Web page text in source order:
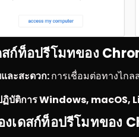
ก์ท็อปรีโมทของ
ละสะดวก: การเชื่อมต่อทางไกล
บัติการ Windows, macOS,
เดสก์ท็อปรีโมทของ